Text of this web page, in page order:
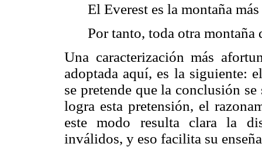
El Everest es la montaña
Por tanto, toda otra montaña
Una caracterización más
adoptada aquí, es la siguiente:
se pretende que la conclusión
logra esta pretensión, el
este modo resulta clara la
inválidos, y eso facilita su